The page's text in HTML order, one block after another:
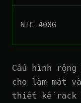
NIC 400G
Cấu hình
cho làm mát
thiết kế rack